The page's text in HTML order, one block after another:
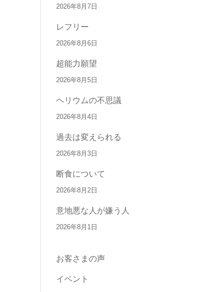
2026年8月7日
レフリー
2026年8月6日
超能力願望
2026年8月5日
ヘリウムの不思議
2026年8月4日
過去は変えられる
2026年8月3日
断食について
2026年8月2日
意地悪な人が嫌う人
2026年8月1日
お客さまの声
イベント